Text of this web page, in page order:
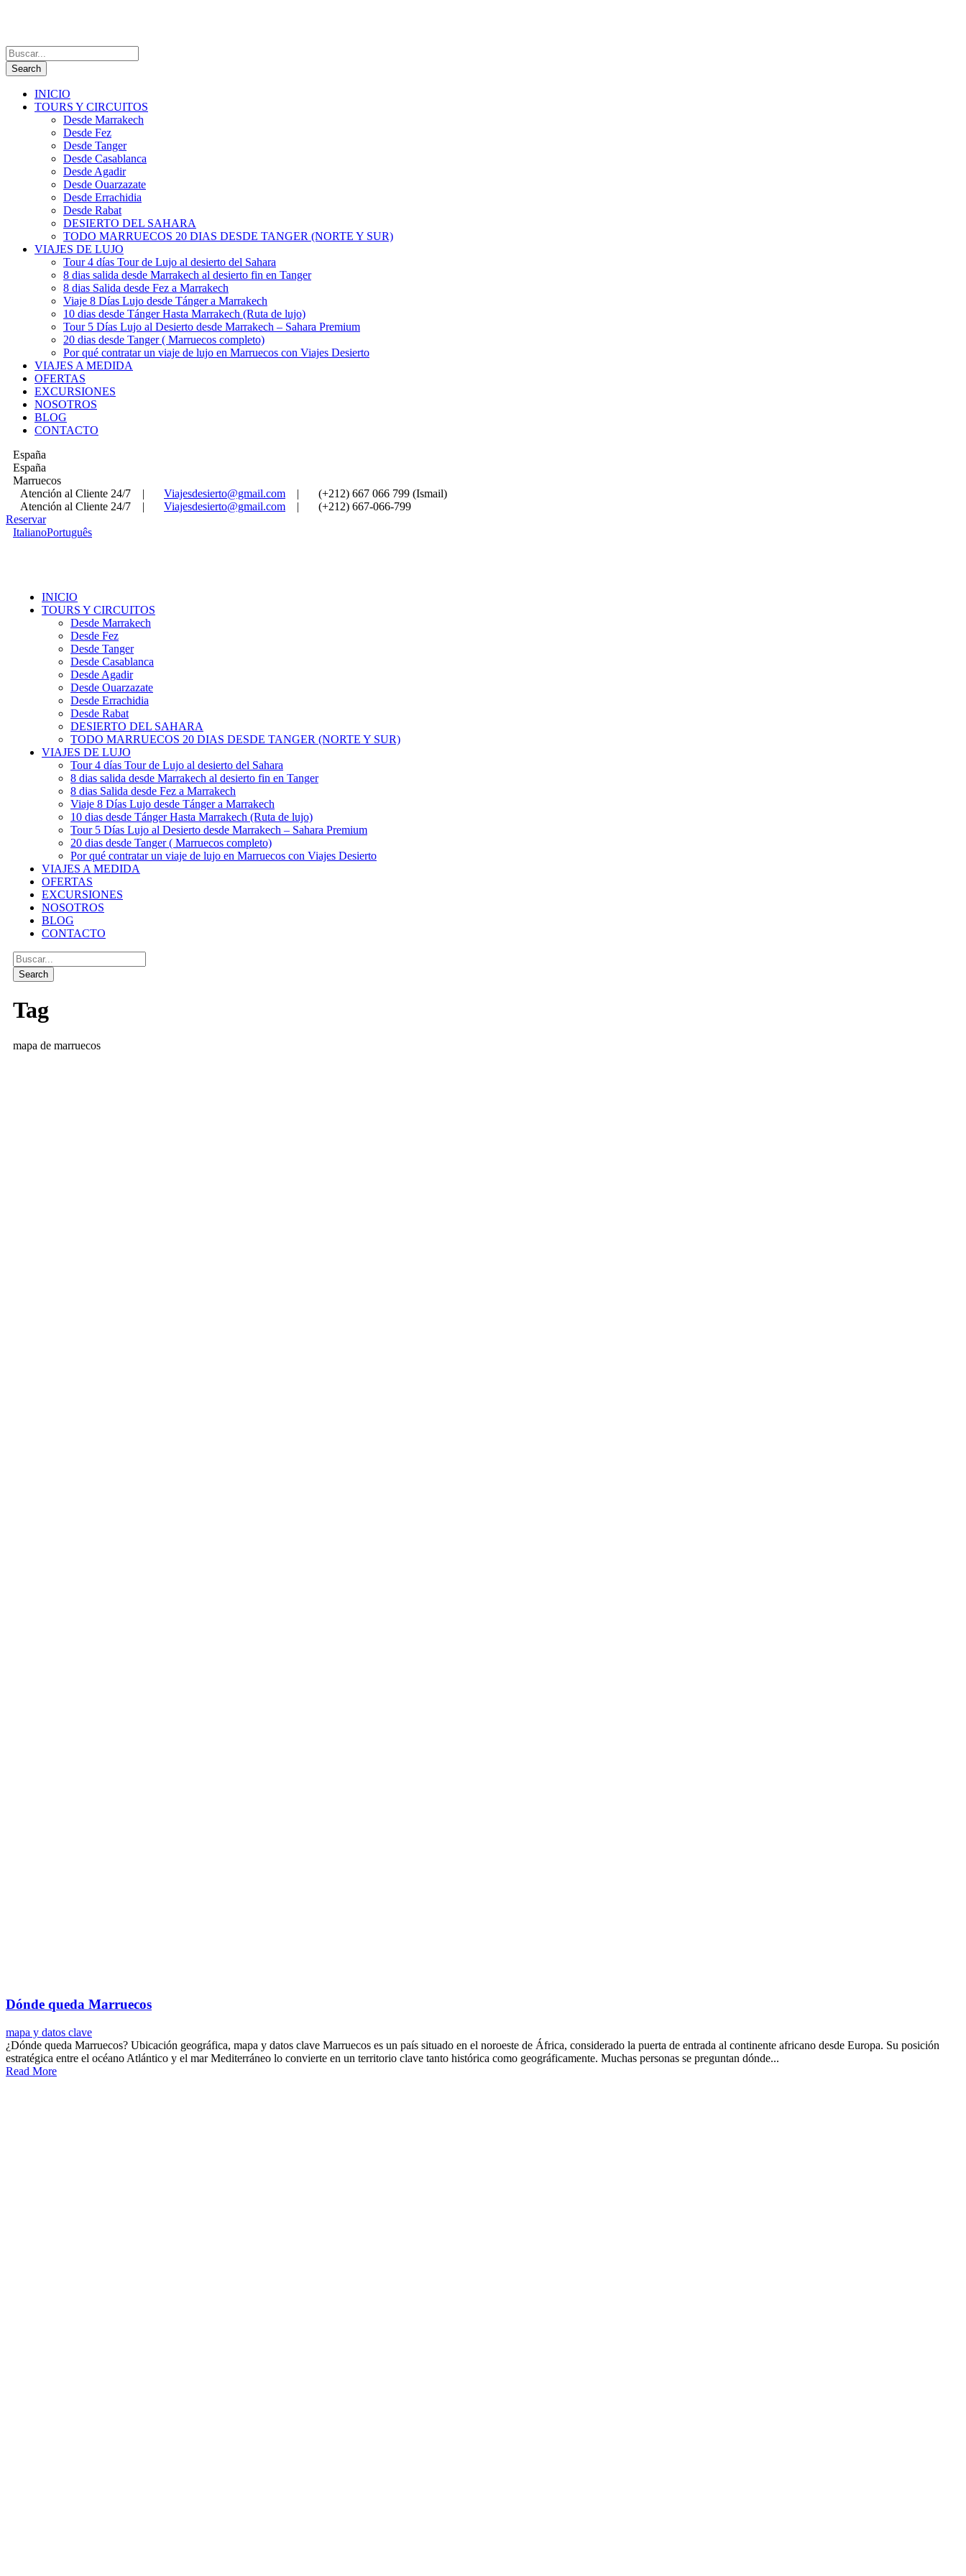
INICIO
TOURS Y CIRCUITOS
Desde Marrakech
Desde Fez
Desde Tanger
Desde Casablanca
Desde Agadir
Desde Ouarzazate
Desde Errachidia
Desde Rabat
DESIERTO DEL SAHARA
TODO MARRUECOS 20 DIAS DESDE TANGER (NORTE Y SUR)
VIAJES DE LUJO
Tour 4 días Tour de Lujo al desierto del Sahara
8 dias salida desde Marrakech al desierto fin en Tanger
8 dias Salida desde Fez a Marrakech
Viaje 8 Días Lujo desde Tánger a Marrakech
10 dias desde Tánger Hasta Marrakech (Ruta de lujo)
Tour 5 Días Lujo al Desierto desde Marrakech – Sahara Premium
20 dias desde Tanger ( Marruecos completo)
Por qué contratar un viaje de lujo en Marruecos con Viajes Desierto
VIAJES A MEDIDA
OFERTAS
EXCURSIONES
NOSOTROS
BLOG
CONTACTO
España
España
Marruecos
Atención al Cliente 24/7
| Viajesdesierto@gmail.com |
(+212) 667 066 799 (Ismail)
Atención al Cliente 24/7
| Viajesdesierto@gmail.com |
(+212) 667-066-799
Reservar
ItalianoPortuguês
INICIO
TOURS Y CIRCUITOS
Desde Marrakech
Desde Fez
Desde Tanger
Desde Casablanca
Desde Agadir
Desde Ouarzazate
Desde Errachidia
Desde Rabat
DESIERTO DEL SAHARA
TODO MARRUECOS 20 DIAS DESDE TANGER (NORTE Y SUR)
VIAJES DE LUJO
Tour 4 días Tour de Lujo al desierto del Sahara
8 dias salida desde Marrakech al desierto fin en Tanger
8 dias Salida desde Fez a Marrakech
Viaje 8 Días Lujo desde Tánger a Marrakech
10 dias desde Tánger Hasta Marrakech (Ruta de lujo)
Tour 5 Días Lujo al Desierto desde Marrakech – Sahara Premium
20 dias desde Tanger ( Marruecos completo)
Por qué contratar un viaje de lujo en Marruecos con Viajes Desierto
VIAJES A MEDIDA
OFERTAS
EXCURSIONES
NOSOTROS
BLOG
CONTACTO
Tag
mapa de marruecos
Dónde queda Marruecos
mapa y datos clave
¿Dónde queda Marruecos? Ubicación geográfica, mapa y datos clave Marruecos es un país situado en el noroeste de África, considerado la puerta de entrada al continente africano desde Europa. Su posición
estratégica entre el océano Atlántico y el mar Mediterráneo lo convierte en un territorio clave tanto histórica como geográficamente. Muchas personas se preguntan dónde...
Read More